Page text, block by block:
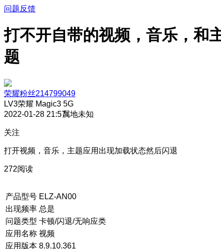
问题反馈
打不开自带的视频，音乐，和
题
荣耀粉丝214799049
LV3荣耀 Magic3 5G
2022-01-28 21:57属地未知
关注
打开视频，音乐，主题应用出现加载状态然后闪退
272阅读
产品型号 ELZ-AN00
出现频率 总是
问题类型 卡顿/闪退/无响应类
应用名称 视频
应用版本 8.9.10.361